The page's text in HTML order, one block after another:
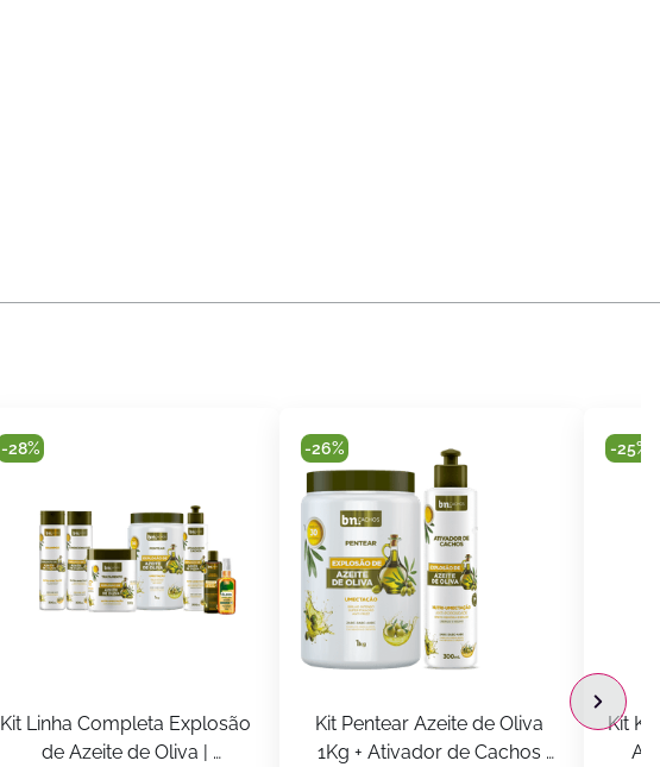
-28%
Kit Linha Completa Explosão
de Azeite de Oliva |
-26%
Kit Pentear Azeite de Oliva
1Kg + Ativador de Cachos
-25%
Kit